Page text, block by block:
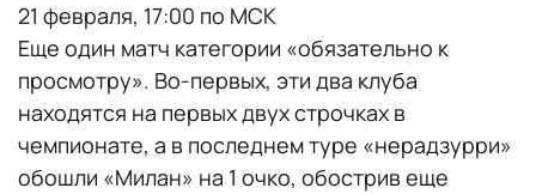
21 февраля, 17:00 по МСК
Еще один матч категории «обязательно к
просмотру». Во-первых, эти два клуба
находятся на первых двух строчках в
чемпионате, а в последнем туре «нерадзурри»
обошли «Милан» на 1 очко, обострив еще